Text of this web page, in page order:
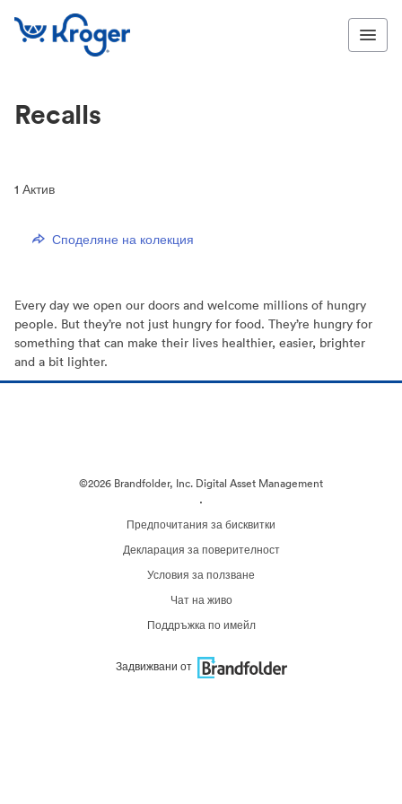
Recalls
1 Актив
Споделяне на колекция
Every day we open our doors and welcome millions of hungry
people. But they’re not just hungry for food. They’re hungry for
something that can make their lives healthier, easier, brighter
and a bit lighter.
©2026 Brandfolder, Inc. Digital Asset Management
·
Предпочитания за бисквитки
Декларация за поверителност
Условия за ползване
Чат на живо
Поддръжка по имейл
Задвижвани от